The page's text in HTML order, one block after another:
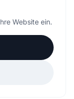
Website ein.